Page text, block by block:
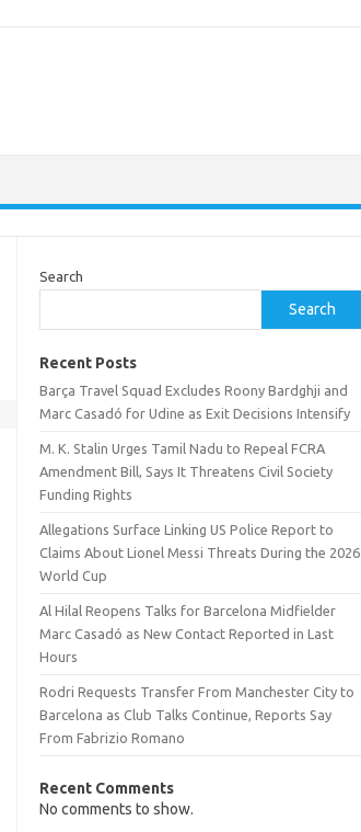
Search
Search
Recent Posts
Barça Travel Squad Excludes Roony Bardghji and
Marc Casadó for Udine as Exit Decisions Intensify
M. K. Stalin Urges Tamil Nadu to Repeal FCRA
Amendment Bill, Says It Threatens Civil Society
Funding Rights
Allegations Surface Linking US Police Report to
Claims About Lionel Messi Threats During the 2026
World Cup
Al Hilal Reopens Talks for Barcelona Midfielder
Marc Casadó as New Contact Reported in Last
Hours
Rodri Requests Transfer From Manchester City to
Barcelona as Club Talks Continue, Reports Say
From Fabrizio Romano
Recent Comments
No comments to show.